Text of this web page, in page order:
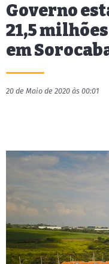
Governo
21,5
em
20 de Maio de 2020 às 00:01